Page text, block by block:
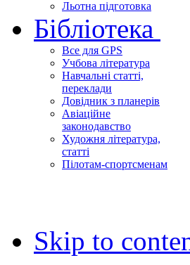
Льотна підготовка
Бібліотека
Все для GPS
Учбова література
Навчальні статті,
переклади
Довідник з планерів
Авіаційне
законодавство
Художня література,
статті
Пілотам-спортсменам
Skip to